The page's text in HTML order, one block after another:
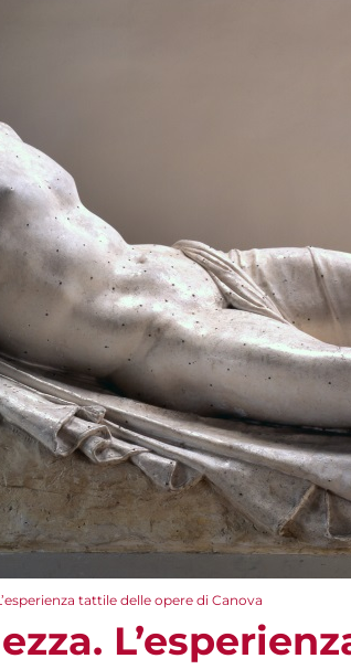
tattile delle opere di Canova